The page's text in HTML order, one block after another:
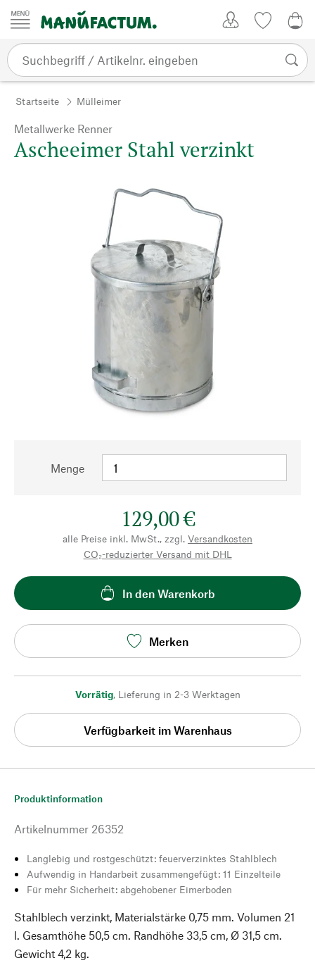
Zum Inhalt springen
Startseite Mülleimer
Metallwerke Renner
Ascheeimer Stahl verzinkt
Menge
129,00 €
alle Preise inkl. MwSt., zzgl. Versandkosten
CO₂-reduzierter Versand mit DHL
In den Warenkorb
Merken
Vorrätig, Lieferung in 2-3 Werktagen
Verfügbarkeit im Warenhaus
Produktinformation
Artikelnummer 26352
Langlebig und rostgeschützt: feuerverzinktes Stahlblech
Aufwendig in Handarbeit zusammengefügt: 11 Einzelteile
Für mehr Sicherheit: abgehobener Eimerboden
Stahlblech verzinkt, Materialstärke 0,75 mm. Volumen 21
l. Gesamthöhe 50,5 cm. Randhöhe 33,5 cm, Ø 31,5 cm.
Gewicht 4,2 kg.